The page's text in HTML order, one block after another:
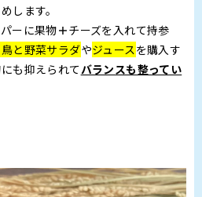
します。
ーに果物＋チーズを入れて持参
と野菜サラダやジュース を購入す
も抑えられて バランスも整ってい